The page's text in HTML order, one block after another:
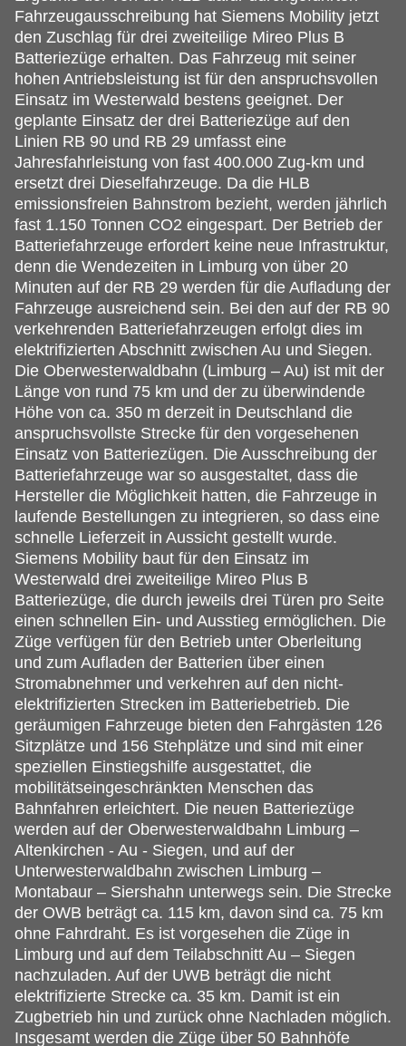
Fahrzeugausschreibung hat Siemens Mobility jetzt
den Zuschlag für drei zweiteilige Mireo Plus B
Batteriezüge erhalten. Das Fahrzeug mit seiner
hohen Antriebsleistung ist für den anspruchsvollen
Einsatz im Westerwald bestens geeignet. Der
geplante Einsatz der drei Batteriezüge auf den
Linien RB 90 und RB 29 umfasst eine
Jahresfahrleistung von fast 400.000 Zug-km und
ersetzt drei Dieselfahrzeuge. Da die HLB
emissionsfreien Bahnstrom bezieht, werden jährlich
fast 1.150 Tonnen CO2 eingespart. Der Betrieb der
Batteriefahrzeuge erfordert keine neue Infrastruktur,
denn die Wendezeiten in Limburg von über 20
Minuten auf der RB 29 werden für die Aufladung der
Fahrzeuge ausreichend sein. Bei den auf der RB 90
verkehrenden Batteriefahrzeugen erfolgt dies im
elektrifizierten Abschnitt zwischen Au und Siegen.
Die Oberwesterwaldbahn (Limburg – Au) ist mit der
Länge von rund 75 km und der zu überwindende
Höhe von ca. 350 m derzeit in Deutschland die
anspruchsvollste Strecke für den vorgesehenen
Einsatz von Batteriezügen. Die Ausschreibung der
Batteriefahrzeuge war so ausgestaltet, dass die
Hersteller die Möglichkeit hatten, die Fahrzeuge in
laufende Bestellungen zu integrieren, so dass eine
schnelle Lieferzeit in Aussicht gestellt wurde.
Siemens Mobility baut für den Einsatz im
Westerwald drei zweiteilige Mireo Plus B
Batteriezüge, die durch jeweils drei Türen pro Seite
einen schnellen Ein- und Ausstieg ermöglichen. Die
Züge verfügen für den Betrieb unter Oberleitung
und zum Aufladen der Batterien über einen
Stromabnehmer und verkehren auf den nicht-
elektrifizierten Strecken im Batteriebetrieb. Die
geräumigen Fahrzeuge bieten den Fahrgästen 126
Sitzplätze und 156 Stehplätze und sind mit einer
speziellen Einstiegshilfe ausgestattet, die
mobilitätseingeschränkten Menschen das
Bahnfahren erleichtert. Die neuen Batteriezüge
werden auf der Oberwesterwaldbahn Limburg –
Altenkirchen - Au - Siegen, und auf der
Unterwesterwaldbahn zwischen Limburg –
Montabaur – Siershahn unterwegs sein. Die Strecke
der OWB beträgt ca. 115 km, davon sind ca. 75 km
ohne Fahrdraht. Es ist vorgesehen die Züge in
Limburg und auf dem Teilabschnitt Au – Siegen
nachzuladen. Auf der UWB beträgt die nicht
elektrifizierte Strecke ca. 35 km. Damit ist ein
Zugbetrieb hin und zurück ohne Nachladen möglich.
Insgesamt werden die Züge über 50 Bahnhöfe